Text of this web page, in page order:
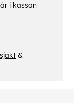
i kassan
&